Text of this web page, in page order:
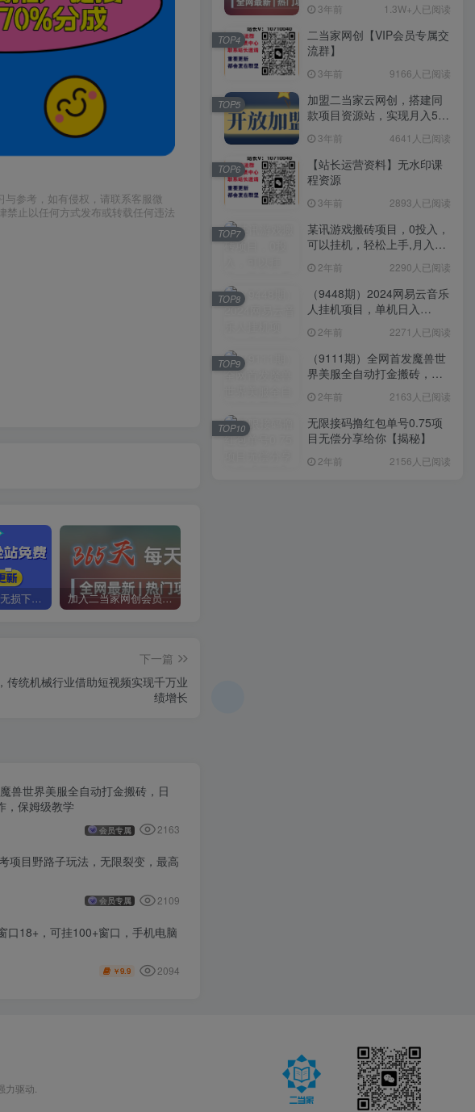
参考，如有侵权，请联系客服微
禁止以任何方式发布或转载任何违法
全网VIP课程 无损下载~ 加入二当家网创会员，享受70%的推广提成，免费学习网上万种创业课程，菜鸟变大神。
下一篇
传统机械行业借助短视频实现千万业
绩增长
兽世界美服全自动打金搬砖，日
，保姆级教学
会员专属 2163
项目野路子玩法，无限裂变，最高
会员专属 2109
口18+，可挂100+窗口，手机电脑
￥9.9 2094
大神。
3年前 1.3W+人已阅读
二当家网创【VIP会员专属交
流群】
3年前 9166人已阅读
TOP4
加盟二当家云网创，搭建同
款项目资源站，实现月入5万
3年前 4641人已阅读
TOP5
【站长运营资料】无水印课
程资源
3年前 2893人已阅读
TOP6
某讯游戏搬砖项目，0投入，
可以挂机，轻松上手,月入
2年前 2290人已阅读
TOP7
（9448期）2024网易云音乐
人挂机项目，单机日入
2年前 2271人已阅读
TOP8
（9111期）全网首发魔兽世
界美服全自动打金搬砖，日
姆级教学
2年前 2163人已阅读
TOP9
无限接码撸红包单号0.75项
目无偿分享给你【揭秘】
2年前 2156人已阅读
TOP10
力驱动.